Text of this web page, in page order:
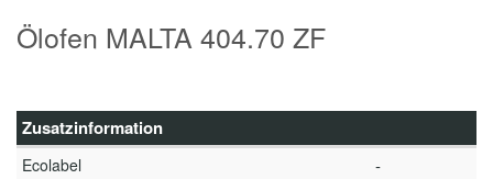
Ölofen MALTA 404.70 ZF
Zusatzinformation
Ecolabel -